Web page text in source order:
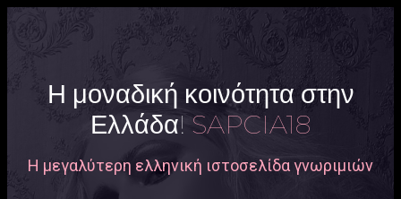
Η μοναδική κοινότητα στην
Ελλάδα!SAPCIA18
Η μεγαλύτερη ελληνική ιστοσελίδα γνωριμιών